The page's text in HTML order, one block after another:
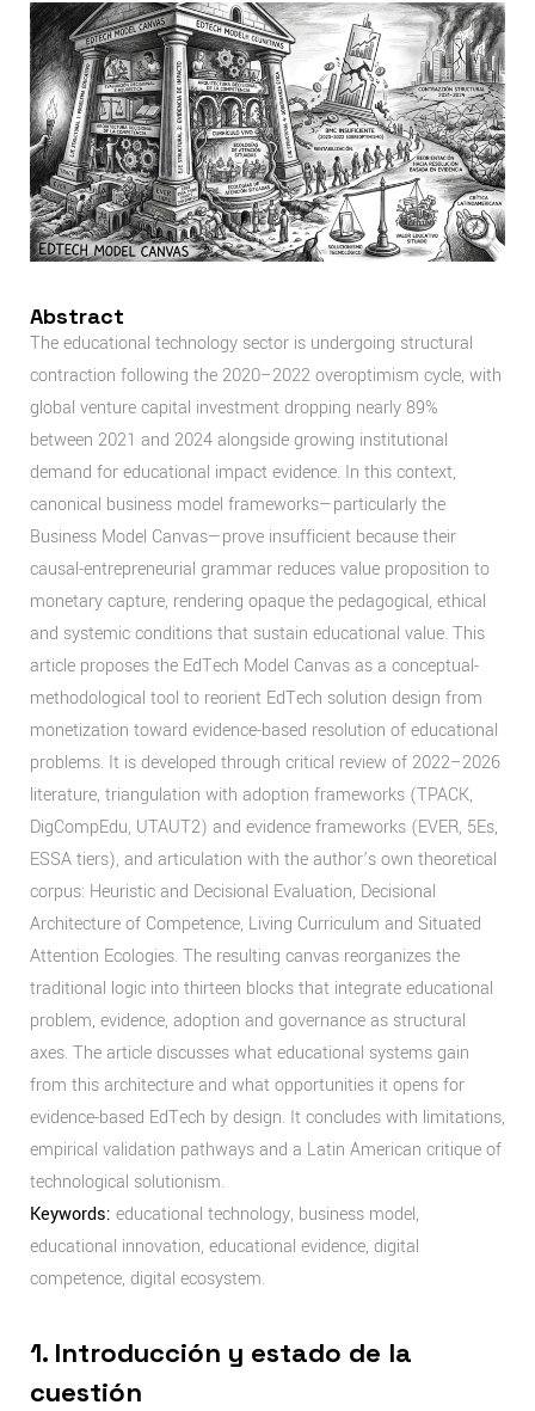
Abstract
The educational technology sector is undergoing structural
contraction following the 2020–2022 overoptimism cycle, with
global venture capital investment dropping nearly 89%
between 2021 and 2024 alongside growing institutional
demand for educational impact evidence. In this context,
canonical business model frameworks—particularly the
Business Model Canvas—prove insufficient because their
causal-entrepreneurial grammar reduces value proposition to
monetary capture, rendering opaque the pedagogical, ethical
and systemic conditions that sustain educational value. This
article proposes the EdTech Model Canvas as a conceptual-
methodological tool to reorient EdTech solution design from
monetization toward evidence-based resolution of educational
problems. It is developed through critical review of 2022–2026
literature, triangulation with adoption frameworks (TPACK,
DigCompEdu, UTAUT2) and evidence frameworks (EVER, 5Es,
ESSA tiers), and articulation with the author’s own theoretical
corpus: Heuristic and Decisional Evaluation, Decisional
Architecture of Competence, Living Curriculum and Situated
Attention Ecologies. The resulting canvas reorganizes the
traditional logic into thirteen blocks that integrate educational
problem, evidence, adoption and governance as structural
axes. The article discusses what educational systems gain
from this architecture and what opportunities it opens for
evidence-based EdTech by design. It concludes with limitations,
empirical validation pathways and a Latin American critique of
technological solutionism.
Keywords: educational technology, business model,
educational innovation, educational evidence, digital
competence, digital ecosystem.
1. Introducción y estado de la
cuestión